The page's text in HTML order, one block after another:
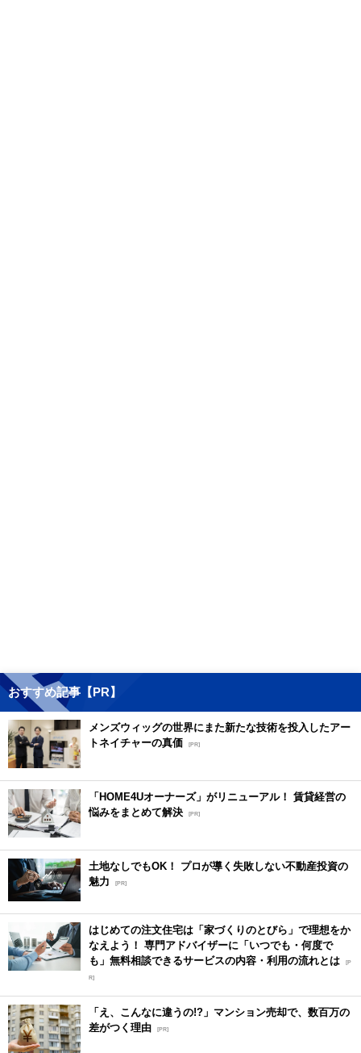
おすすめ記事【PR】
メンズウィッグの世界にまた新たな技術を投入したアー
トネイチャーの真価 [PR]
「HOME4Uオーナーズ」がリニューアル！ 賃貸経営の
悩みをまとめて解決 [PR]
土地なしでもOK！ プロが導く失敗しない不動産投資の
魅力
[PR]
はじめての注文住宅は「家づくりのとびら」で理想をか
なえよう！ 専門アドバイザーに「いつでも・何度で
も」無料相談できるサービスの内容・利用の流れとは [P
R]
「え、こんなに違うの!?」マンション売却で、数百万の
差がつく理由 [PR]